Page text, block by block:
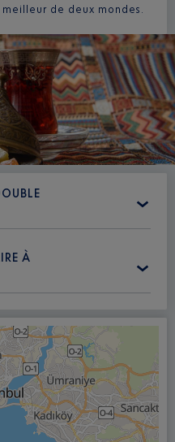
de deux mondes.
À